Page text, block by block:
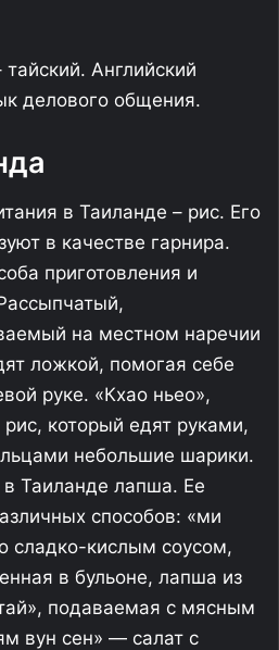
Английский
делового общения.
в Таиланде – рис. Его
в качестве гарнира.
приготовления и
на местном наречии
ложкой, помогая себе
руке. «Кхао ньео»,
который едят руками,
небольшие шарики.
Таиланде лапша. Ее
способов: «ми
сладко-кислым соусом,
в бульоне, лапша из
подаваемая с мясным
вун сен» — салат с